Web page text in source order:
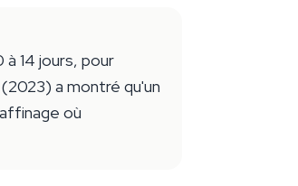
14 jours, pour
a montré qu'un
où